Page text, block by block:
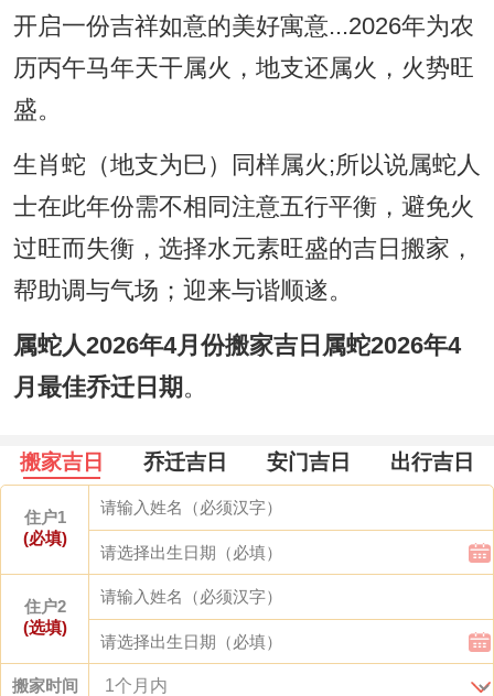
开启一份吉祥如意的美好寓意...2026年为农
历丙午马年天干属火，地支还属火，火势旺
盛。
生肖蛇（地支为巳）同样属火;所以说属蛇人
士在此年份需不相同注意五行平衡，避免火
过旺而失衡，选择水元素旺盛的吉日搬家，
帮助调与气场；迎来与谐顺遂。
属蛇人2026年4月份搬家吉日属蛇2026年4
月最佳乔迁日期 。
搬家吉日 乔迁吉日 安门吉日 出行吉日
住户1
(必填)
住户2
(选填)
搬家时间